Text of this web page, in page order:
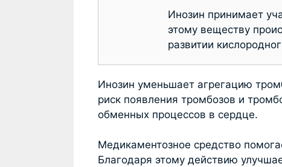
Инозин принимает
этому веществу
развитии
Инозин уменьшает агрегацию
риск появления тромбозов и
обменных процессов в сердце.
Медикаментозное средство
Благодаря этому действию